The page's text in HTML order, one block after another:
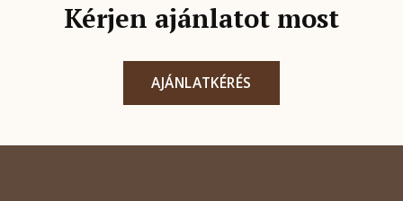
Kérjen ajánlatot most
AJÁNLATKÉRÉS